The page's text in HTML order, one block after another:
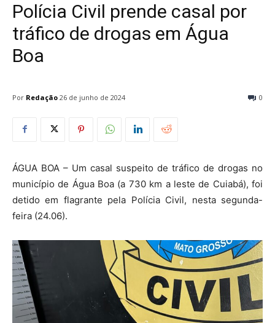
Polícia Civil prende casal por
tráfico de drogas em Água
Boa
Por Redação 0
26 de junho de 2024
ÁGUA BOA – Um casal suspeito de tráfico de drogas no
município de Água Boa (a 730 km a leste de Cuiabá), foi
detido em flagrante pela Polícia Civil, nesta segunda-
feira (24.06).